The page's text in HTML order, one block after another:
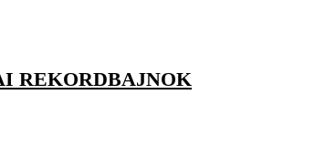
REKORDBAJNOK